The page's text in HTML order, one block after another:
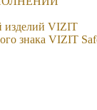
изделий VIZIT
знака VIZIT